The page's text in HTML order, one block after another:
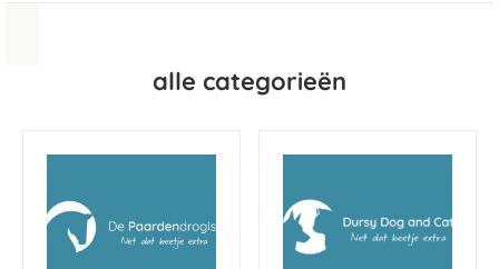
alle categorieën